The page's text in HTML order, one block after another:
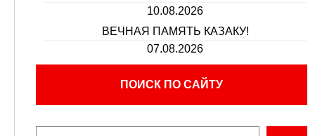
10.08.2026
ВЕЧНАЯ ПАМЯТЬ КАЗАКУ!
07.08.2026
ПОИСК ПО САЙТУ